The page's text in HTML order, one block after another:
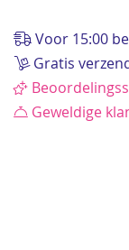
afbeeldingen-
gallerij
Voor 15:00
Gratis
Geweldige